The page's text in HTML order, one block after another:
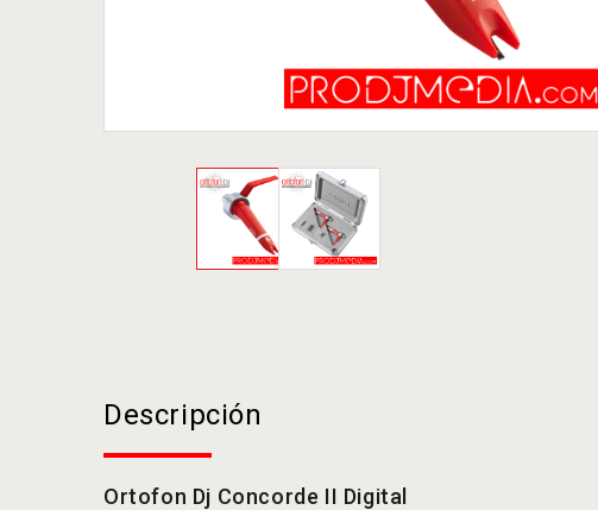
Descripción
Ortofon Dj Concorde II Digital